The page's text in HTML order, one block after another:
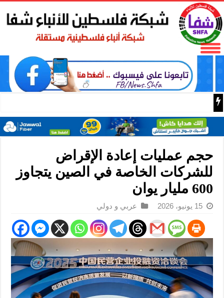
حجم عمليات إعادة الإقراض
للشركات الخاصة في الصين يتجاوز
600 مليار يوان
15 يونيو، 2026 عربي و دولي